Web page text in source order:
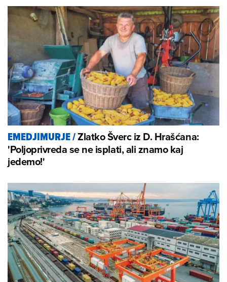
EMEDJIMURJE/Zlatko Šverc iz D. Hrašćana:
'Poljoprivreda se ne isplati, ali znamo kaj
jedemo!'